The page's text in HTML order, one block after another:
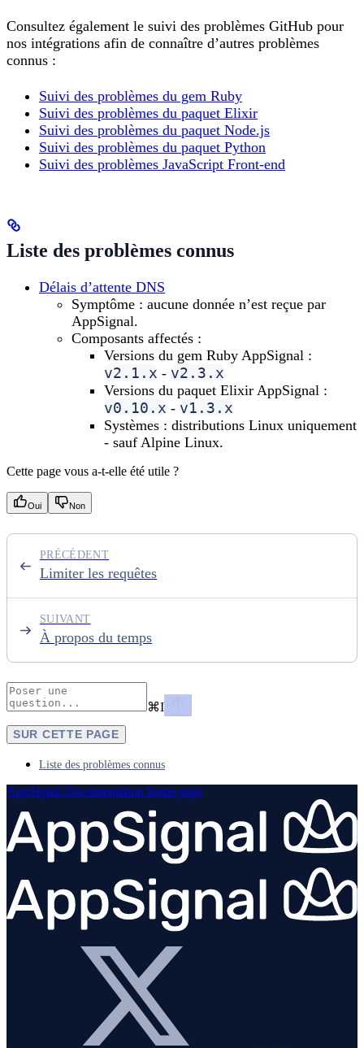
Consultez également le suivi des problèmes GitHub pour
nos intégrations afin de connaître d’autres problèmes
connus :
Suivi des problèmes du gem Ruby
Suivi des problèmes du paquet Elixir
Suivi des problèmes du paquet Node.js
Suivi des problèmes du paquet Python
Suivi des problèmes JavaScript Front-end
Liste des problèmes connus
Délais d’attente DNS
Symptôme : aucune donnée n’est reçue par
AppSignal.
Composants affectés :
Versions du gem Ruby AppSignal :
v2.1.x - v2.3.x
Versions du paquet Elixir AppSignal :
v0.10.x - v1.3.x
Systèmes : distributions Linux uniquement
- sauf Alpine Linux.
Cette page vous a-t-elle été utile ?
Oui Non
Limiter les requêtes
PRÉCÉDENT
À propos du temps
SUIVANT
⌘I
SUR CETTE PAGE
Liste des problèmes connus
AppSignal Documentation home page